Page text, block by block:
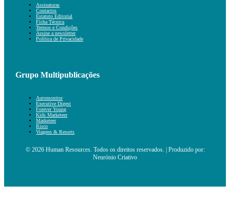
Assinaturas
Contactos
Estatuto Editorial
Ficha Técnica
Termos e Condições
Assine a newsletter
Política de Privacidade
Grupo Multipublicações
Automonitor
Executive Digest
Forever Young
Kids Marketeer
Marketeer
Risco
Viagens & Resorts
© 2026 Human Resources. Todos os direitos reservados. | Produzido por:
Neurónio Criativo